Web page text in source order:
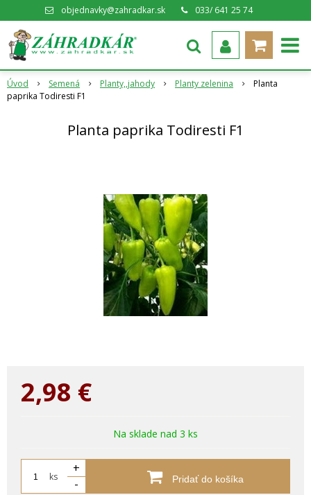
objednavky@zahradkar.sk 033/ 641 25 74
Úvod Semená Planty,,jahody Planty zelenina
Planta
paprika Todiresti F1
Planta paprika Todiresti F1
2,98 €
Na sklade nad 3 ks
ks
+
-
Pridať do košíka